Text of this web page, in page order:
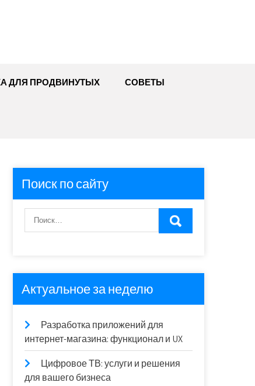
ДЛЯ ПРОДВИНУТЫХ СОВЕТЫ
Поиск по сайту
Актуальное за неделю
Разработка приложений для
интернет-магазина: функционал и UX
Цифровое ТВ: услуги и решения
для вашего бизнеса